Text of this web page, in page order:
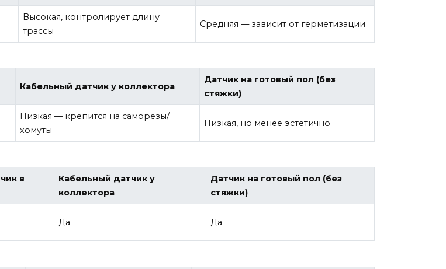
Высокая, контролирует длину
трассы
Средняя — зависит от герметизации
Кабельный датчик у коллектора
Датчик на готовый пол (без
стяжки)
Низкая — крепится на саморезы/
хомуты
Низкая, но менее эстетично
в
Кабельный датчик у
коллектора
Датчик на готовый пол (без
стяжки)
Да Да